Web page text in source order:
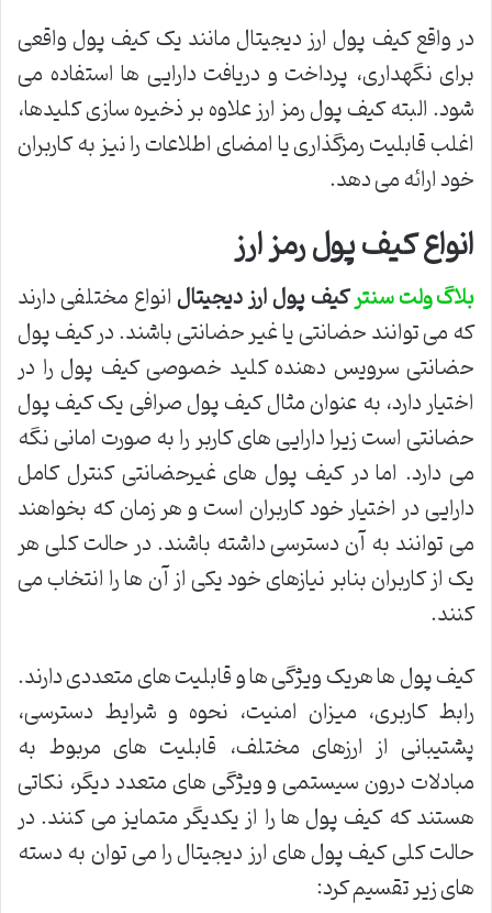
در واقع کیف پول ارز دیجیتال مانند یک کیف پول واقعی
برای نگهداری، پرداخت و دریافت دارایی ها استفاده می
شود. البته کیف پول رمز ارز علاوه بر ذخیره سازی کلیدها،
اغلب قابلیت رمزگذاری یا امضای اطلاعات را نیز به کاربران
خود ارائه می دهد.
انواع کیف پول رمز ارز
بلاگ ولت سنترکیف پول ارز دیجیتالانواع مختلفی دارند
که می توانند حضانتی یا غیر حضانتی باشند. در کیف پول
حضانتی سرویس دهنده کلید خصوصی کیف پول را در
اختیار دارد، به عنوان مثال کیف پول صرافی یک کیف پول
حضانتی است زیرا دارایی های کاربر را به صورت امانی نگه
می دارد. اما در کیف پول های غیرحضانتی کنترل کامل
دارایی در اختیار خود کاربران است و هر زمان که بخواهند
می توانند به آن دسترسی داشته باشند. در حالت کلی هر
یک از کاربران بنابر نیازهای خود یکی از آن ها را انتخاب می
کنند.
کیف پول ها هریک ویژگی ها و قابلیت های متعددی دارند.
رابط کاربری، میزان امنیت، نحوه و شرایط دسترسی،
پشتیبانی از ارزهای مختلف، قابلیت های مربوط به
مبادلات درون سیستمی و ویژگی های متعدد دیگر، نکاتی
هستند که کیف پول ها را از یکدیگر متمایز می کنند. در
حالت کلی کیف پول های ارز دیجیتال را می توان به دسته
های زیر تقسیم کرد: